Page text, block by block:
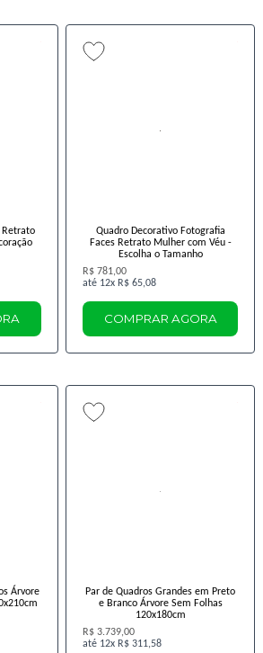
Retrato
Quadro Decorativo Fotografia
Faces Retrato Mulher com Véu -
Escolha o Tamanho
R$ 781,00
12x R$ 65,08
COMPRAR AGORA
Árvore
Par de Quadros Grandes em Preto
e Branco Árvore Sem Folhas
120x180cm
R$ 3.739,00
12x R$ 311,58